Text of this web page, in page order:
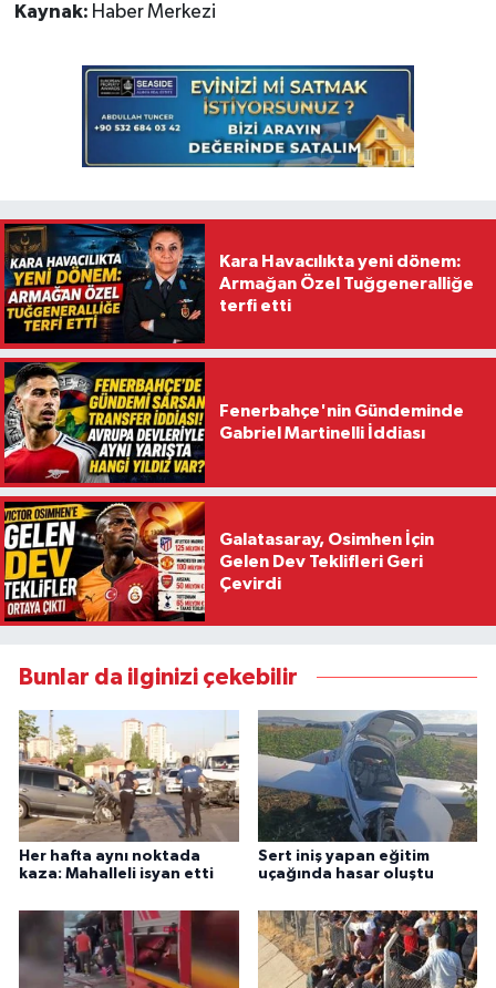
Kaynak: Haber Merkezi
Kara Havacılıkta yeni dönem:
Armağan Özel Tuğgeneralliğe
terfi etti
Fenerbahçe'nin Gündeminde
Gabriel Martinelli İddiası
Galatasaray, Osimhen İçin
Gelen Dev Teklifleri Geri
Çevirdi
Bunlar da ilginizi çekebilir
Her hafta aynı noktada
kaza: Mahalleli isyan etti
Sert iniş yapan eğitim
uçağında hasar oluştu